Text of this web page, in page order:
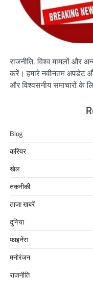
राजनीति, विश्व मामलों और
करें। हमारे नवीनतम अपडेट
और विश्वसनीय समाचारों के
Blog
करियर
खेल
तकनीकी
ताजा खबरें
दुनिया
फाइनेंस
मनोरंजन
राजनीति